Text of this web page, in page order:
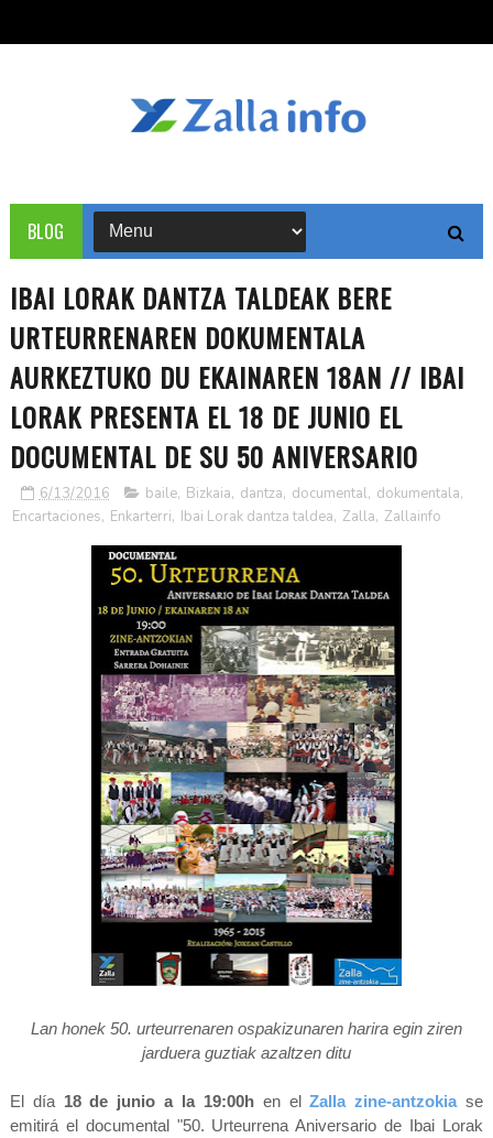
BLOG
IBAI LORAK DANTZA TALDEAK BERE
URTEURRENAREN DOKUMENTALA
AURKEZTUKO DU EKAINAREN 18AN // IBAI
LORAK PRESENTA EL 18 DE JUNIO EL
DOCUMENTAL DE SU 50 ANIVERSARIO
6/13/2016 baile, Bizkaia, dantza, documental, dokumentala,
Encartaciones, Enkarterri, Ibai Lorak dantza taldea, Zalla, Zallainfo
Lan honek 50. urteurrenaren ospakizunaren harira egin ziren
jarduera guztiak azaltzen ditu
El día 18 de junio a la 19:00hen elZalla zine-antzokia se
emitirá el documental "50. Urteurrena Aniversario de Ibai Lorak